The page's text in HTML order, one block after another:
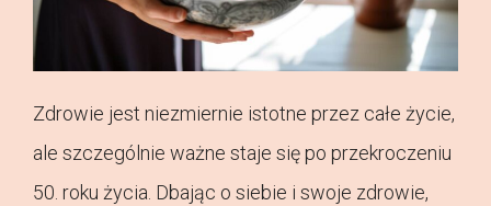
Zdrowie jest niezmiernie istotne przez całe życie,
ale szczególnie ważne staje się po przekroczeniu
50. roku życia. Dbając o siebie i swoje zdrowie,